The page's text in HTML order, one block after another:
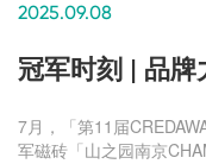
2025.09.08
冠军时刻 | 品
7月，「第11届
军磁砖「山之园南京